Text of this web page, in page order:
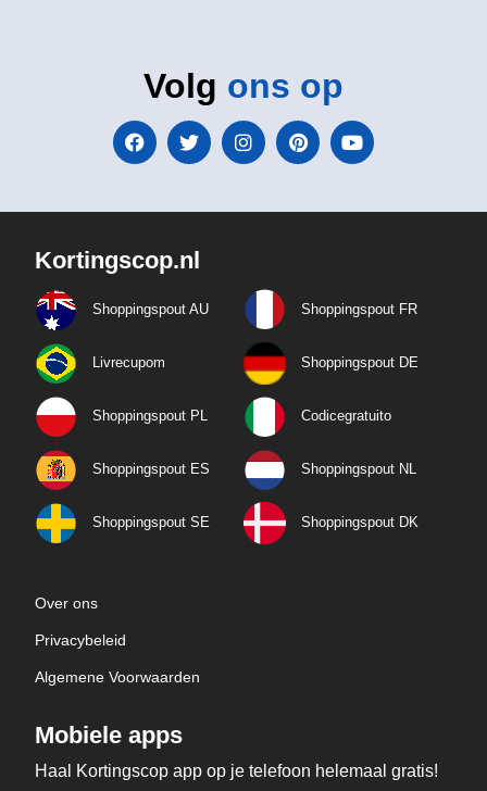
Volg ons op
Kortingscop.nl
Shoppingspout AU Shoppingspout FR
Livrecupom Shoppingspout DE
Shoppingspout PL Codicegratuito
Shoppingspout ES Shoppingspout NL
Shoppingspout SE Shoppingspout DK
Over ons
Privacybeleid
Algemene Voorwaarden
Mobiele apps
Haal Kortingscop app op je telefoon helemaal gratis!